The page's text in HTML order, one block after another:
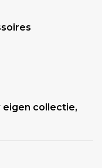
eigen collectie,